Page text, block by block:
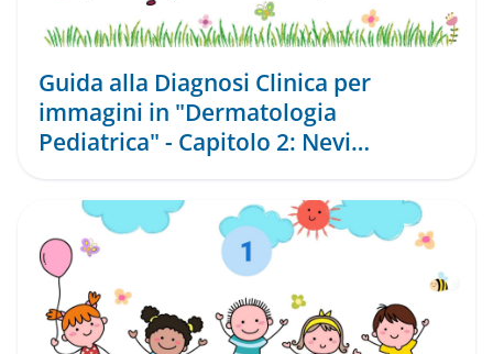
Guida alla Diagnosi Clinica per
immagini in "Dermatologia
Pediatrica" - Capitolo 2: Nevi